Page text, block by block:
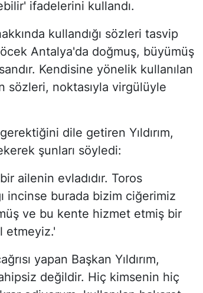
ifadelerini kullandı.
kullandığı sözleri tasvip
Antalya'da doğmuş, büyümüş
Kendisine yönelik kullanılan
sözleri, noktasıyla virgülüyle
dile getiren Yıldırım,
şunları söyledi:
ailenin evladıdır. Toros
incinse burada bizim ciğerimiz
ve bu kente hizmet etmiş bir
etmeyiz.'
yapan Başkan Yıldırım,
değildir. Hiç kimsenin hiç